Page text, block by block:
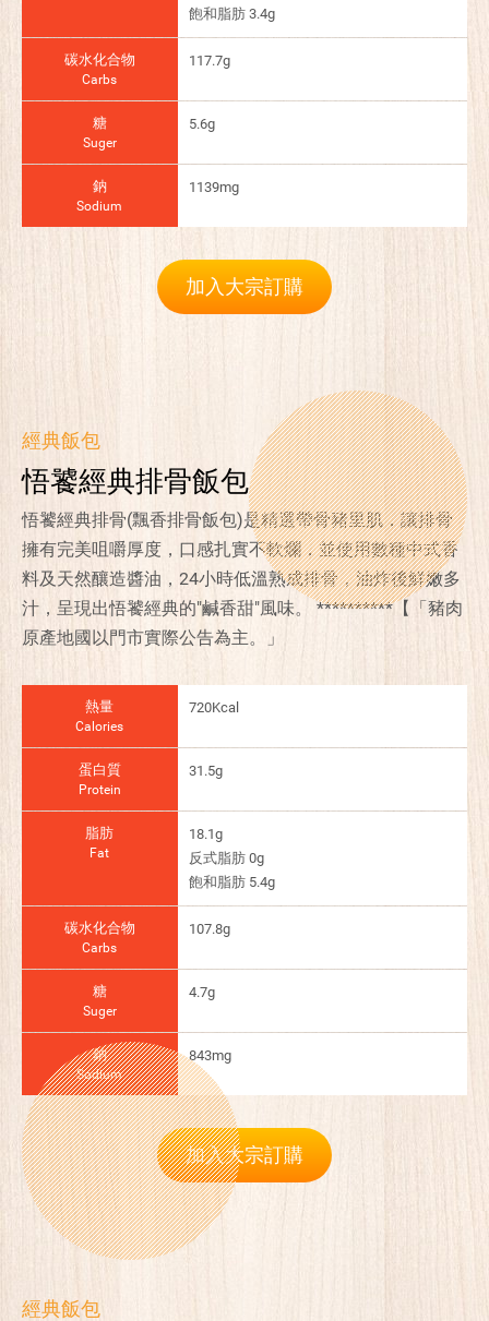
飽和脂肪 3.4g
碳水化合物
Carbs
117.7g
糖
Suger
5.6g
鈉
Sodium
1139mg
加入大宗訂購
經典飯包
悟饕經典排骨飯包
悟饕經典排骨(飄香排骨飯包)是精選帶骨豬里肌，讓排骨
擁有完美咀嚼厚度，口感扎實不軟爛，並使用數種中式香
料及天然釀造醬油，24小時低溫熟成排骨，油炸後鮮嫩多
汁，呈現出悟饕經典的"鹹香甜"風味。 **********【「豬肉
原產地國以門市實際公告為主。」
熱量
Calories
720Kcal
蛋白質
Protein
31.5g
脂肪
Fat
18.1g
反式脂肪 0g
飽和脂肪 5.4g
碳水化合物
Carbs
107.8g
糖
Suger
4.7g
鈉
Sodium
843mg
加入大宗訂購
經典飯包